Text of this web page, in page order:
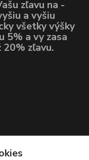
zľavu na -
a vyšiu
všetky výšky
5% a vy zasa
zľavu.